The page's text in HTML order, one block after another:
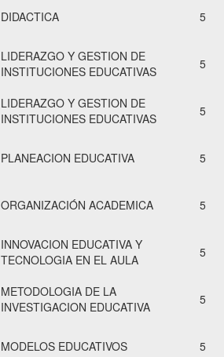
DIDACTICA 5
LIDERAZGO Y GESTION DE
INSTITUCIONES EDUCATIVAS
5
LIDERAZGO Y GESTION DE
INSTITUCIONES EDUCATIVAS
5
PLANEACION EDUCATIVA 5
ORGANIZACIÓN ACADEMICA 5
INNOVACION EDUCATIVA Y
TECNOLOGIA EN EL AULA
5
METODOLOGIA DE LA
INVESTIGACION EDUCATIVA
5
MODELOS EDUCATIVOS 5